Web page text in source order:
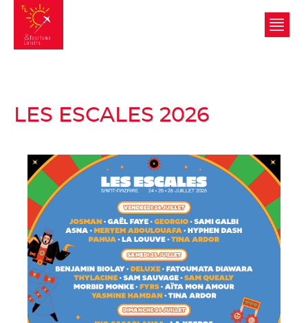
Tourisme et Loisirs
LES ESCALES 2026